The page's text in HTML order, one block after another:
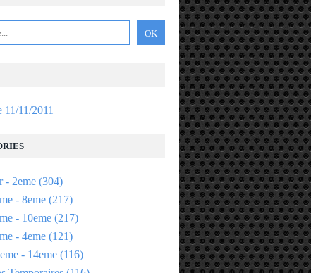
11/11/2011
- 2eme (304)
- 8eme (217)
- 10eme (217)
- 4eme (121)
- 14eme (116)